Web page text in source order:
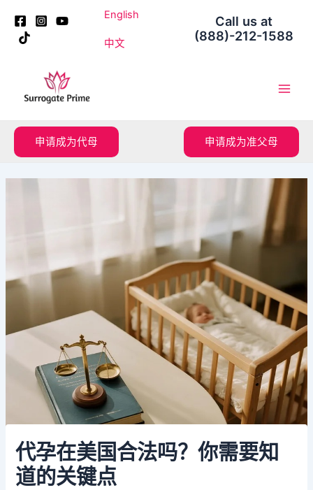
English
中文
Call us at
(888)-212-1588
申请成为代母 申请成为准父母
代孕在美国合法吗？你需要知
道的关键点
navigation